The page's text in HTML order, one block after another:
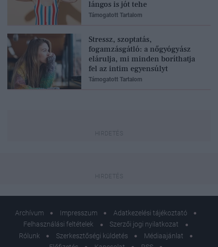
lángos is jót tehe
Támogatott Tartalom
Stressz, szoptatás,
fogamzásgátló: a nőgyógyász
elárulja, mi minden boríthatja
fel az intim egyensúlyt
Támogatott Tartalom
Archívum Impresszum
Adatkezelési tájékoztató
Felhasználási feltételek
Szerzői jogi nyilatkozat
Rólunk
Szerkesztőségi küldetés
Médiaajánlat